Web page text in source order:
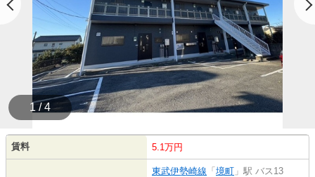
1 / 4
賃料 5.1万円
東武伊勢崎線 「 境町 」駅 バス13